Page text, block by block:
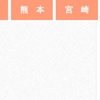
熊 本 宮 崎